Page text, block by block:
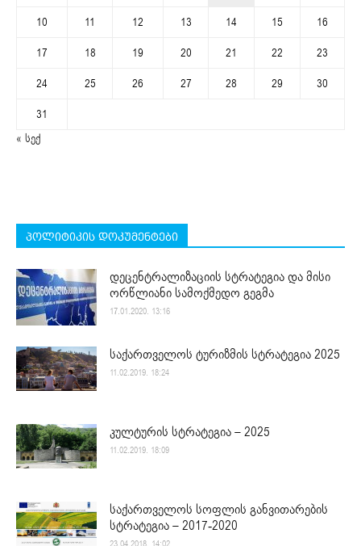
10
11 12 13 14 15
16
17
18 19 20 21 22
23
24
25 26 27 28 29
30
31
« სექ
პოლიტიკის დოკუმენტები
დეცენტრალიზაციის სტრატეგია და მისი
ორწლიანი სამოქმედო გეგმა
17.01.2020. 13:16
საქართველოს ტურიზმის სტრატეგია 2025
11.02.2019. 18:24
კულტურის სტრატეგია – 2025
11.02.2019. 18:09
საქართველოს სოფლის განვითარების
სტრატეგია – 2017-2020